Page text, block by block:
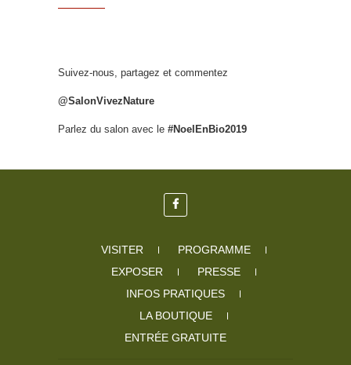
Suivez-nous, partagez et commentez
@SalonVivezNature
Parlez du salon avec le #NoelEnBio2019
VISITER
PROGRAMME
EXPOSER
PRESSE
INFOS PRATIQUES
LA BOUTIQUE
ENTRÉE GRATUITE